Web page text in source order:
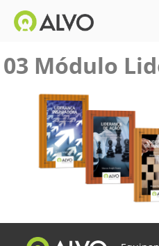
03 Módulo